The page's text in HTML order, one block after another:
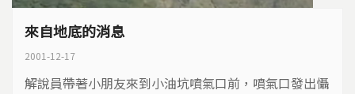
來自地底的消息
2001-12-17
解說員帶著小朋友來到小油坑噴氣口前，噴氣口發出懾